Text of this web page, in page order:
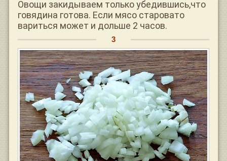
Овощи закидываем только убедившись,что
говядина готова. Если мясо старовато
вариться может и дольше 2 часов.